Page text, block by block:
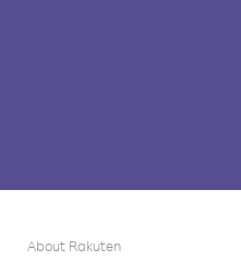
About Rakuten